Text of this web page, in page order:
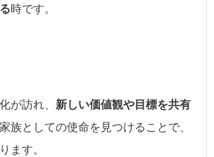
時です。
が訪れ、 新しい価値観や目標を共有
族としての使命を見つけることで、
ます。